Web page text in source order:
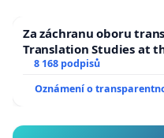
Za záchranu oboru
Translation Studies at
University
8 168 podpisů
Oznámení o